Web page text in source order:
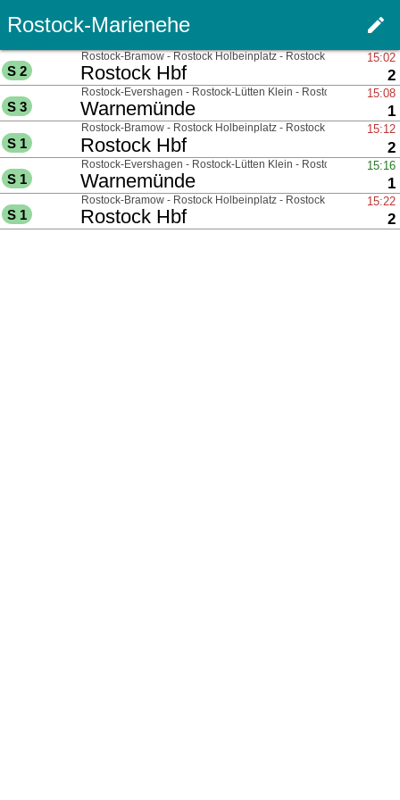
Rostock-Marienehe edit
S 2 nach
Rostock Hbf
15:02
2
über
Rostock-Bramow - Rostock Holbeinplatz - Rostock Parkstraße
S 3 nach
Warnemünde
15:08
1
über
Rostock-Evershagen - Rostock-Lütten Klein - Rostock-
S 1 nach
Rostock Hbf
15:12
2
über
Rostock-Bramow - Rostock Holbeinplatz - Rostock Parkstraße
S 1 nach
Warnemünde
15:16
1
über
Rostock-Evershagen - Rostock-Lütten Klein - Rostock-
S 1 nach
Rostock Hbf
15:22
2
über
Rostock-Bramow - Rostock Holbeinplatz - Rostock Parkstraße